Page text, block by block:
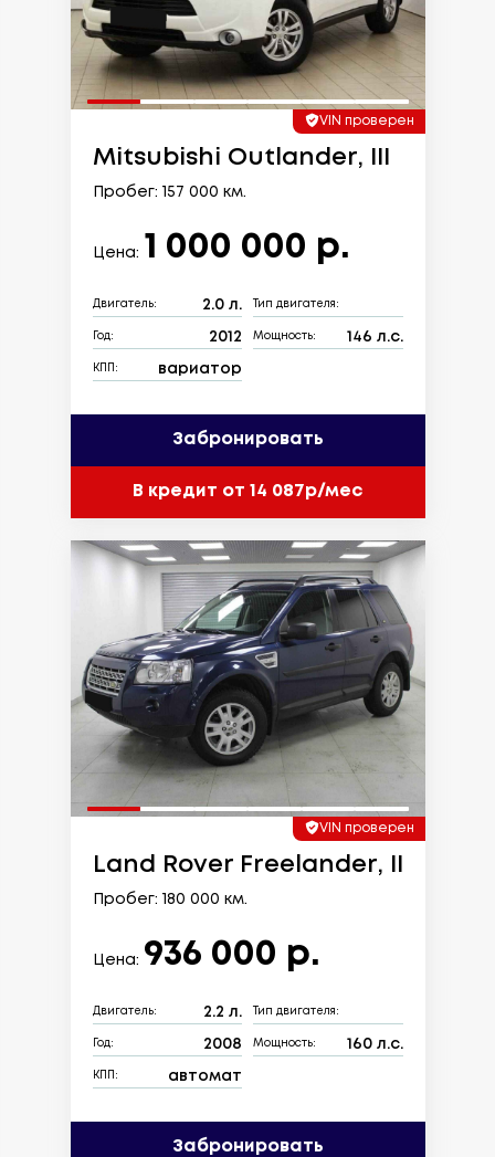
VIN проверен
Mitsubishi Outlander, III
Пробег: 157 000 км.
Цена: 1 000 000 р.
Двигатель: 2.0 л. Тип двигателя:
Год: 2012 Мощность: 146 л.с.
КПП: вариатор
Забронировать
В кредит от 14 087р/мес
VIN проверен
Land Rover Freelander, II
Пробег: 180 000 км.
Цена: 936 000 р.
Двигатель: 2.2 л. Тип двигателя:
Год: 2008 Мощность: 160 л.с.
КПП: автомат
Забронировать